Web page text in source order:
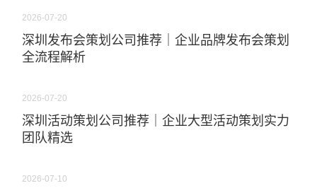
2026-07-20
深圳发布会策划公司推荐｜企业品牌发布会策划
全流程解析
2026-07-20
深圳活动策划公司推荐｜企业大型活动策划实力
团队精选
2026-07-10